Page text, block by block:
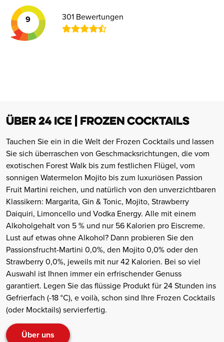
9 301 Bewertungen
ÜBER 24 ICE | FROZEN COCKTAILS
Tauchen Sie ein in die Welt der Frozen Cocktails und lassen
Sie sich überraschen von Geschmacksrichtungen, die vom
exotischen Forest Walk bis zum festlichen Flügel, vom
sonnigen Watermelon Mojito bis zum luxuriösen Passion
Fruit Martini reichen, und natürlich von den unverzichtbaren
Klassikern: Margarita, Gin & Tonic, Mojito, Strawberry
Daiquiri, Limoncello und Vodka Energy. Alle mit einem
Alkoholgehalt von 5 % und nur 56 Kalorien pro Eiscreme.
Lust auf etwas ohne Alkohol? Dann probieren Sie den
Passionsfrucht-Martini 0,0%, den Mojito 0,0% oder den
Strawberry 0,0%, jeweils mit nur 42 Kalorien. Bei so viel
Auswahl ist Ihnen immer ein erfrischender Genuss
garantiert. Legen Sie das flüssige Produkt für 24 Stunden ins
Gefrierfach (-18 °C), e voilà, schon sind Ihre Frozen Cocktails
(oder Mocktails) servierfertig.
Über uns